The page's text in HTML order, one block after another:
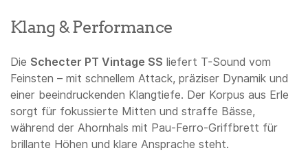
Klang & Performance
Die Schecter PT Vintage SS liefert T-Sound vom
Feinsten – mit schnellem Attack, präziser Dynamik und
einer beeindruckenden Klangtiefe. Der Korpus aus Erle
sorgt für fokussierte Mitten und straffe Bässe,
während der Ahornhals mit Pau-Ferro-Griffbrett für
brillante Höhen und klare Ansprache steht.